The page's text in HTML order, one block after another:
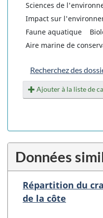
Sciences de
Impact sur
Faune aquatique
Aire marine de
Recherchez des
Ajouter à la liste de
Données
Répartition du
de la côte